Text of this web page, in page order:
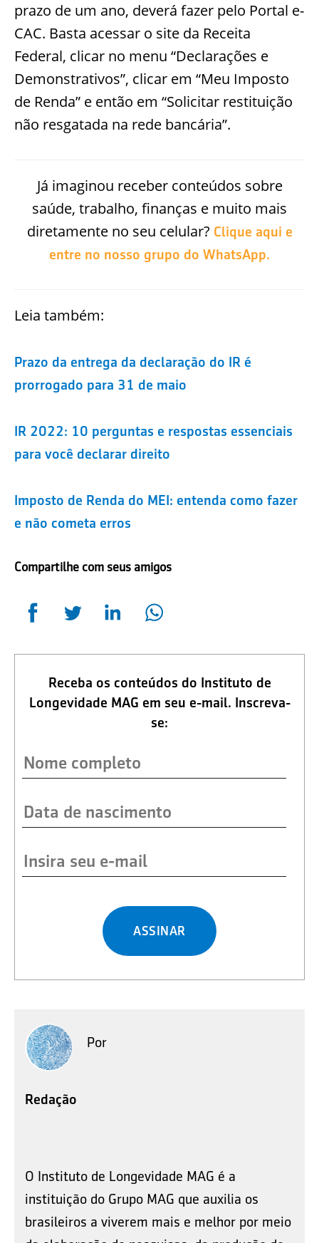
prazo de um ano, deverá fazer pelo Portal e-
CAC. Basta acessar o site da Receita
Federal, clicar no menu “Declarações e
Demonstrativos”, clicar em “Meu Imposto
de Renda” e então em “Solicitar restituição
não resgatada na rede bancária”.
Já imaginou receber conteúdos sobre
saúde, trabalho, finanças e muito mais
diretamente no seu celular? Clique aqui e
entre no nosso grupo do WhatsApp.
Leia também:
Prazo da entrega da declaração do IR é
prorrogado para 31 de maio
IR 2022: 10 perguntas e respostas essenciais
para você declarar direito
Imposto de Renda do MEI: entenda como fazer
e não cometa erros
Compartilhe com seus amigos
Receba os conteúdos do Instituto de
Longevidade MAG em seu e-mail. Inscreva-
se:
ASSINAR
Por
Redação
O Instituto de Longevidade MAG é a
instituição do Grupo MAG que auxilia os
brasileiros a viverem mais e melhor por meio